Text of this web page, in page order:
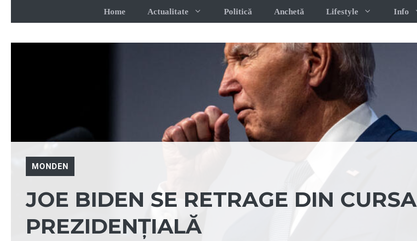
Home Actualitate Politică Anchetă Lifestyle Info
MONDEN
JOE BIDEN SE RETRAGE DIN CURSA
PREZIDENȚIALĂ